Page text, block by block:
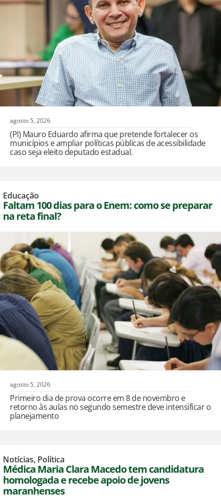
agosto 5, 2026
(PI) Mauro Eduardo afirma que pretende fortalecer os
municípios e ampliar políticas públicas de acessibilidade
caso seja eleito deputado estadual.
Educação
Faltam 100 dias para o Enem: como se preparar
na reta final?
agosto 5, 2026
Primeiro dia de prova ocorre em 8 de novembro e
retorno às aulas no segundo semestre deve intensificar o
planejamento
Notícias, Política
Médica Maria Clara Macedo tem candidatura
homologada e recebe apoio de jovens
maranhenses